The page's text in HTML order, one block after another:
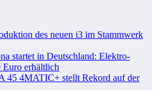
des neuen i3 im Stammwerk
startet in Deutschland: Elektro-
Euro erhältlich
45 4MATIC+ stellt Rekord auf der